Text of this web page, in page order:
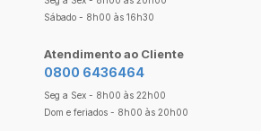
Sábado - 8h00 às 16h30
Atendimento ao Cliente
0800 6436464
Seg a Sex - 8h00 às 22h00
Dom e feriados - 8h00 às 20h00